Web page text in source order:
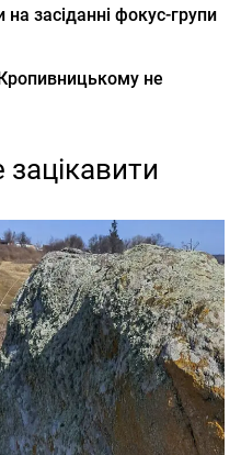
засіданні фокус-групи
не